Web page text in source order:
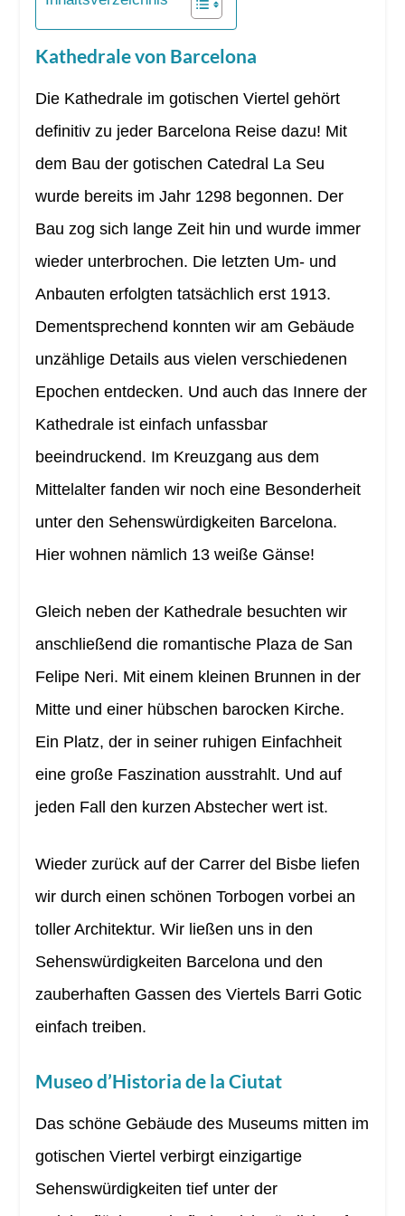
Kathedrale von Barcelona
Die Kathedrale im gotischen Viertel gehört
definitiv zu jeder Barcelona Reise dazu! Mit
dem Bau der gotischen Catedral La Seu
wurde bereits im Jahr 1298 begonnen. Der
Bau zog sich lange Zeit hin und wurde immer
wieder unterbrochen. Die letzten Um- und
Anbauten erfolgten tatsächlich erst 1913.
Dementsprechend konnten wir am Gebäude
unzählige Details aus vielen verschiedenen
Epochen entdecken. Und auch das Innere der
Kathedrale ist einfach unfassbar
beeindruckend. Im Kreuzgang aus dem
Mittelalter fanden wir noch eine Besonderheit
unter den Sehenswürdigkeiten Barcelona.
Hier wohnen nämlich 13 weiße Gänse!
Gleich neben der Kathedrale besuchten wir
anschließend die romantische Plaza de San
Felipe Neri. Mit einem kleinen Brunnen in der
Mitte und einer hübschen barocken Kirche.
Ein Platz, der in seiner ruhigen Einfachheit
eine große Faszination ausstrahlt. Und auf
jeden Fall den kurzen Abstecher wert ist.
Wieder zurück auf der Carrer del Bisbe liefen
wir durch einen schönen Torbogen vorbei an
toller Architektur. Wir ließen uns in den
Sehenswürdigkeiten Barcelona und den
zauberhaften Gassen des Viertels Barri Gotic
einfach treiben.
Museo d’Historia de la Ciutat
Das schöne Gebäude des Museums mitten im
gotischen Viertel verbirgt einzigartige
Sehenswürdigkeiten tief unter der